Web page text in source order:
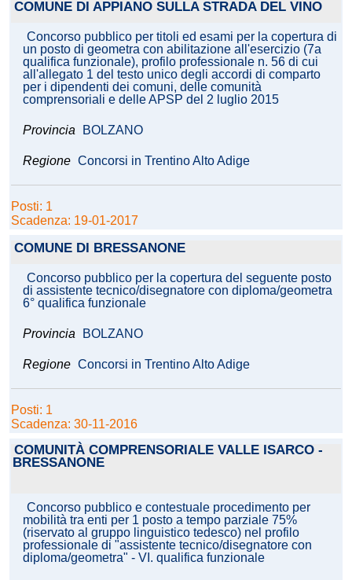
COMUNE DI APPIANO SULLA STRADA DEL VINO
Concorso pubblico per titoli ed esami per la copertura di
un posto di geometra con abilitazione all'esercizio (7a
qualifica funzionale), profilo professionale n. 56 di cui
all'allegato 1 del testo unico degli accordi di comparto
per i dipendenti dei comuni, delle comunità
comprensoriali e delle APSP del 2 luglio 2015
Provincia BOLZANO
Regione Concorsi in Trentino Alto Adige
Posti: 1
Scadenza: 19-01-2017
COMUNE DI BRESSANONE
Concorso pubblico per la copertura del seguente posto
di assistente tecnico/disegnatore con diploma/geometra
6° qualifica funzionale
Provincia BOLZANO
Regione Concorsi in Trentino Alto Adige
Posti: 1
Scadenza: 30-11-2016
COMUNITÀ COMPRENSORIALE VALLE ISARCO -
BRESSANONE
Concorso pubblico e contestuale procedimento per
mobilità tra enti per 1 posto a tempo parziale 75%
(riservato al gruppo linguistico tedesco) nel profilo
professionale di "assistente tecnico/disegnatore con
diploma/geometra" - VI. qualifica funzionale